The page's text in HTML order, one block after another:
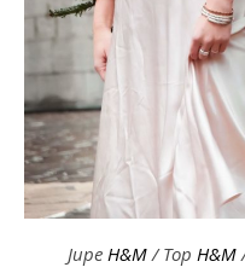
Jupe H&M / Top H&M